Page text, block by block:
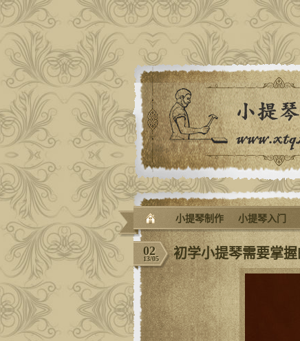
小提琴制作 小提琴入门
初学小提琴需要掌
02
13/05